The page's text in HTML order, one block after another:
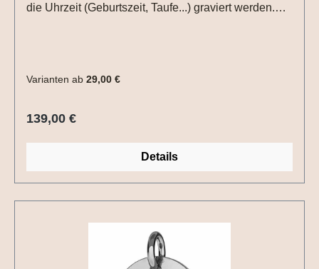
die Uhrzeit (Geburtszeit, Taufe...) graviert werden.
Gravuroptionen auswählen.
Varianten ab 29,00 €
Regulärer Preis:
139,00 €
Details